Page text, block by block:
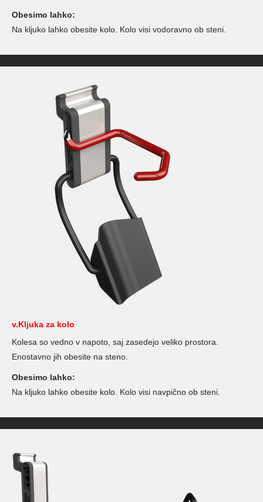
Obesimo lahko:
Na kljuko lahko obesite kolo. Kolo visi vodoravno ob steni.
v.Kljuka za kolo
Kolesa so vedno v napoto, saj zasedejo veliko prostora.
Enostavno jih obesite na steno.
Obesimo lahko:
Na kljuko lahko obesite kolo. Kolo visi navpično ob steni.